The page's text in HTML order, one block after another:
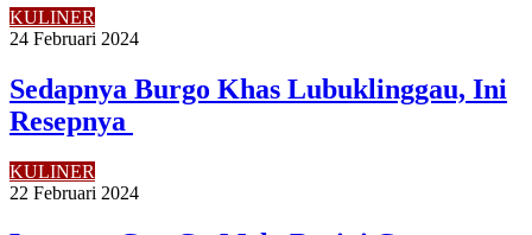
KULINER
24 Februari 2024
Sedapnya Burgo Khas Lubuklinggau, Ini
Resepnya
KULINER
22 Februari 2024